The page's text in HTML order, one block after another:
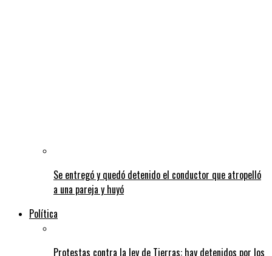
Se entregó y quedó detenido el conductor que atropelló
a una pareja y huyó
Política
Protestas contra la ley de Tierras: hay detenidos por los